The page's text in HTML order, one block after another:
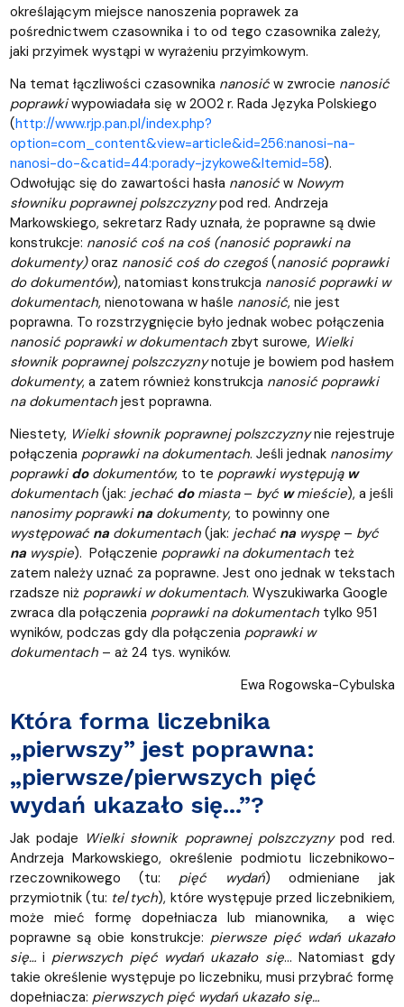
określającym miejsce nanoszenia poprawek za
pośrednictwem czasownika i to od tego czasownika zależy,
jaki przyimek wystąpi w wyrażeniu przyimkowym.
Na temat łączliwości czasownika nanosićw zwrocie nanosić
poprawkiwypowiadała się w 2002 r. Rada Języka Polskiego
(http://www.rjp.pan.pl/index.php?
option=com_content&view=article&id=256:nanosi-na-
nanosi-do-&catid=44:porady-jzykowe&Itemid=58).
Odwołując się do zawartości hasła nanosićw Nowym
słowniku poprawnej polszczyznypod red. Andrzeja
Markowskiego, sekretarz Rady uznała, że poprawne są dwie
konstrukcje: nanosić coś na coś (nanosić poprawki na
dokumenty)oraz nanosić coś do czegoś(nanosić poprawki
do dokumentów), natomiast konstrukcja nanosić poprawki w
dokumentach, nienotowana w haśle nanosić, nie jest
poprawna. To rozstrzygnięcie było jednak wobec połączenia
nanosić poprawki w dokumentachzbyt surowe, Wielki
słownik poprawnej polszczyznynotuje je bowiem pod hasłem
dokumenty, a zatem również konstrukcja nanosić poprawki
na dokumentachjest poprawna.
Niestety, Wielki słownik poprawnej polszczyznynie rejestruje
połączenia poprawki na dokumentach. Jeśli jednak nanosimy
poprawkidodokumentów, to te poprawki występują w
dokumentach (jak: jechać domiasta – być wmieście), a jeśli
nanosimy poprawkinadokumenty, to powinny one
występować nadokumentach (jak: jechać nawyspę – być
nawyspie). Połączenie poprawki na dokumentachteż
zatem należy uznać za poprawne. Jest ono jednak w tekstach
rzadsze niż poprawki w dokumentach. Wyszukiwarka Google
zwraca dla połączenia poprawki na dokumentachtylko 951
wyników, podczas gdy dla połączenia poprawki w
dokumentach– aż 24 tys. wyników.
Ewa Rogowska-Cybulska
Która forma liczebnika
„pierwszy” jest poprawna:
„pierwsze/pierwszych pięć
wydań ukazało się...”?
Jak podaje Wielki słownik poprawnej polszczyznypod red.
Andrzeja Markowskiego, określenie podmiotu liczebnikowo-
rzeczownikowego (tu: pięć wydań) odmieniane jak
przymiotnik (tu: te/tych), które występuje przed liczebnikiem,
może mieć formę dopełniacza lub mianownika, a więc
poprawne są obie konstrukcje: pierwsze pięć wdań ukazało
się…i pierwszych pięć wydań ukazało się… Natomiast gdy
takie określenie występuje po liczebniku, musi przybrać formę
dopełniacza: pierwszych pięć wydań ukazało się…